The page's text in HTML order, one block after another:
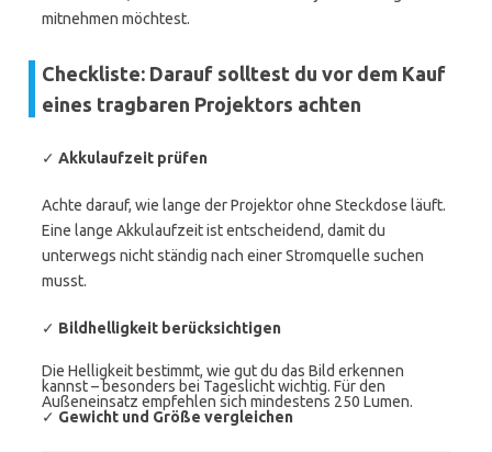
mitnehmen möchtest.
Checkliste: Darauf solltest du vor dem Kauf
eines tragbaren Projektors achten
✓ Akkulaufzeit prüfen
Achte darauf, wie lange der Projektor ohne Steckdose läuft.
Eine lange Akkulaufzeit ist entscheidend, damit du
unterwegs nicht ständig nach einer Stromquelle suchen
musst.
✓ Bildhelligkeit berücksichtigen
Die Helligkeit bestimmt, wie gut du das Bild erkennen
kannst – besonders bei Tageslicht wichtig. Für den
Außeneinsatz empfehlen sich mindestens 250 Lumen.
✓ Gewicht und Größe vergleichen